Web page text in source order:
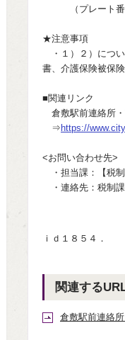
（プレート番号
★注意事項
・１）２）につい
書、介護保険被保
■関連リンク
倉敷駅前連絡所
⇒ https://
<お問い合わせ先>
・担当課：【税制
・連絡先：税制課
（０８６－
ｉｄ１８５４．
関連する
倉敷駅前連絡